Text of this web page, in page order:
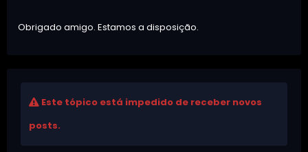
Obrigado amigo. Estamos a disposição.
Este tópico está impedido de receber novos
posts.